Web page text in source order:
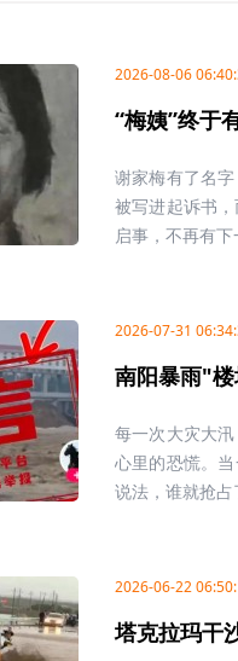
2026-08-06
“梅姨”终于
谢家梅有了名
被写进起诉书
启事，不再有
2026-07-31
南阳暴雨"
每一次大灾大
心里的恐慌。
说法，谁就抢
2026-06-22
塔克拉玛干